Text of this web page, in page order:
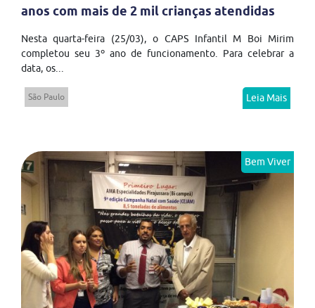
anos com mais de 2 mil crianças atendidas
Nesta quarta-feira (25/03), o CAPS Infantil M Boi Mirim
completou seu 3º ano de funcionamento. Para celebrar a
data, os...
São Paulo Leia Mais
Bem Viver